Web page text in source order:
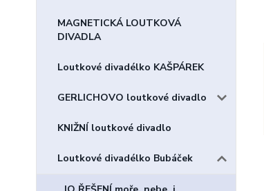
MAGNETICKÁ LOUTKOVÁ
DIVADLA
Loutkové divadélko KAŠPÁREK
GERLICHOVO loutkové divadlo
KNIŽNÍ loutkové divadlo
Loutkové divadélko Bubáček